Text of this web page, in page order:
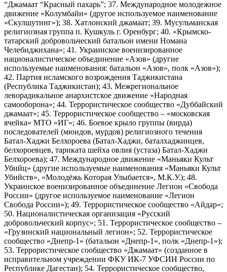
“Джамаат “Красный пахарь”; 37. Международное молодежное
движение «Колумбайн» (другое используемое наименование
«Скулшутинг»); 38. Хатлонский джамаат; 39. Мусульманская
религиозная группа п. Кушкуль г. Оренбург; 40. «Крымско-
татарский добровольческий батальон имени Номана
Челебиджихана»; 41. Украинское военизированное
националистическое объединение «Азов» (другие
используемые наименования: батальон «Азов», полк «Азов»);
42. Партия исламского возрождения Таджикистана
(Республика Таджикистан); 43. Межрегиональное
леворадикальное анархистское движение «Народная
самооборона»; 44. Террористическое сообщество «Дуббайский
джамаат»; 45. Террористическое сообщество – «московская
ячейка» МТО «ИГ»; 46. Боевое крыло группы (вирда)
последователей (мюидов, мурдов) религиозного течения
Батал-Хаджи Белхороева (Батал-Хаджи, баталхаджинцев,
белхороевцев, тариката шейха овлия (устаза) Батал-Хаджи
Белхороева); 47. Международное движение «Маньяки Культ
Убийц» (другие используемые наименования «Маньяки Культ
Убийств», «Молодёжь Которая Улыбается», М.К.У.); 48.
Украинское военизированное объединение Легион «Свобода
России» (другое используемое наименование «Легион
Свобода России»); 49. Террористическое сообщество «Айдар»;
50. Националистическая организация «Русский
добровольческий корпус»; 51. Террористическое сообщество –
«Грузинский национальный легион»; 52. Террористическое
сообщество «Днепр-1» (батальон «Днепр-1», полк «Днепр-1»);
53. Террористическое сообщество «Джамаат» (созданное в
исправительном учреждении ФКУ ИК-7 УФСИН России по
Республике Дагестан); 54. Террористическое сообщество,